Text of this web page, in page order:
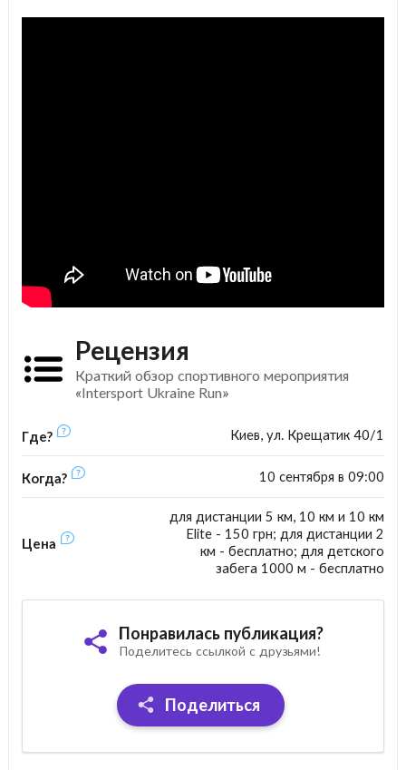
Рецензия
Краткий обзор спортивного мероприятия
«Intersport Ukraine Run»
Где? Киев, ул. Крещатик 40/1
Когда? 10 сентября в 09:00
Цена
для дистанции 5 км, 10 км и 10 км
Elite - 150 грн; для дистанции 2
км - бесплатно; для детского
забега 1000 м - бесплатно
Понравилась публикация?
Поделитесь ссылкой с друзьями!
Поделиться